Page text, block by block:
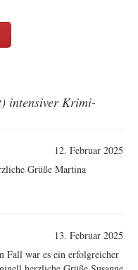
intensiver Krimi-
12. Februar 2025
Grüße Martina
13. Februar 2025
Fall war es ein erfolgreicher